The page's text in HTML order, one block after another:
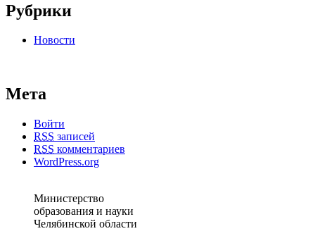
Рубрики
Новости
Мета
Войти
RSS записей
RSS комментариев
WordPress.org
Министерство
образования и науки
Челябинской области